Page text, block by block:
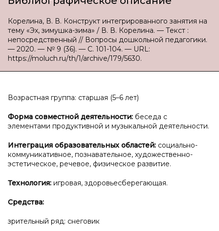
Корелина, В. В. Конструкт интегрированного занятия на
тему «Эх, зимушка-зима» / В. В. Корелина. — Текст :
непосредственный // Вопросы дошкольной педагогики.
— 2020. — № 9 (36). — С. 101-104. — URL:
https://moluch.ru/th/1/archive/179/5630.
Возрастная группа: старшая (5–6 лет)
Форма совместной деятельности: беседа с
элементами продуктивной и музыкальной деятельности.
Интеграция образовательных областей: социально-
коммуникативное, познавательное, художественно-
эстетическое, речевое, физическое развитие.
Технология: игровая, здоровьесберегающая.
Средства:
зрительный ряд: снеговик